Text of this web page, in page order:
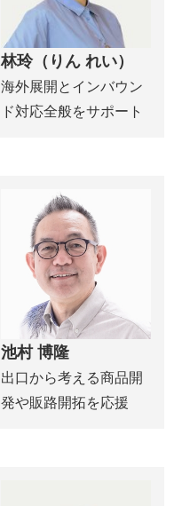
林玲（りん れい）
海外展開とインバウン
ド対応全般をサポート
池村 博隆
出口から考える商品開
発や販路開拓を応援